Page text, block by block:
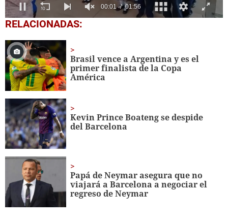
0
seconds
1
minute,
56
seconds
RELACIONADAS:
Brasil vence a Argentina y es el
primer finalista de la Copa
América
Kevin Prince Boateng se despide
del Barcelona
Papá de Neymar asegura que no
viajará a Barcelona a negociar el
regreso de Neymar